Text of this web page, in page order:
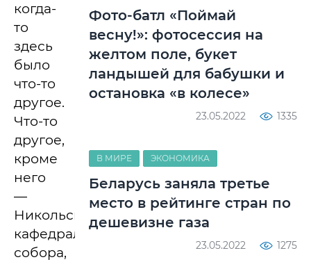
когда-
то
здесь
было
что-то
другое.
Что-то
другое,
кроме
него
—
Никольского
кафедрального
собора,
Фото-батл «Поймай
весну!»: фотосессия на
желтом поле, букет
ландышей для бабушки и
остановка «в колесе»
23.05.2022 1335
В МИРЕ ЭКОНОМИКА
Беларусь заняла третье
место в рейтинге стран по
дешевизне газа
23.05.2022 1275